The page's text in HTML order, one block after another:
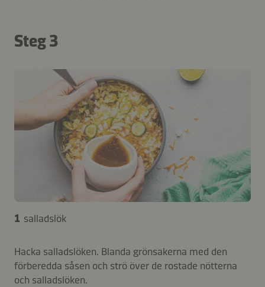
Steg 3
1 salladslök
Hacka salladslöken. Blanda grönsakerna med den
förberedda såsen och strö över de rostade nötterna
och salladslöken.